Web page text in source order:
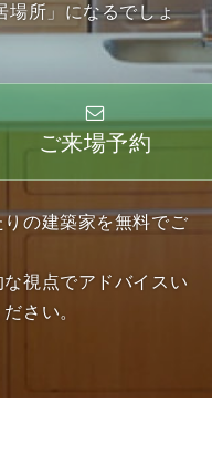
場所」になるでしょ
ご来場予約
の建築家を無料でご
視点でアドバイスい
さい。